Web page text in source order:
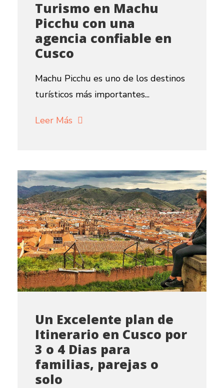
Turismo en Machu
Picchu con una
agencia confiable en
Cusco
Machu Picchu es uno de los destinos
turísticos más importantes...
Leer Más
Un Excelente plan de
Itinerario en Cusco por
3 o 4 Dias para
familias, parejas o
solo